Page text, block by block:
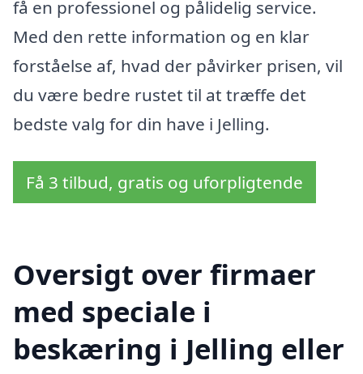
få en professionel og pålidelig service.
Med den rette information og en klar
forståelse af, hvad der påvirker prisen, vil
du være bedre rustet til at træffe det
bedste valg for din have i Jelling.
Få 3 tilbud, gratis og uforpligtende
Oversigt over firmaer
med speciale i
beskæring i Jelling eller